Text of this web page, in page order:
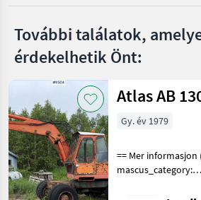
SAT
Mind a 14
megjelenítése
MARKETPLACE
Marketplace
Kereskedői
ajánlatok
Apróhirdetések
További találatok,
érdekelhetik Önt:
Atlas AB
Gy. év 1979
== Mer informasjon
mascus_category: